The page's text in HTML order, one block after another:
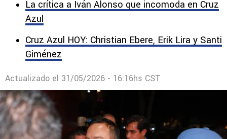
La crítica a Iván Alonso que incomoda en Cruz
Azul
Cruz Azul HOY: Christian Ebere, Erik Lira y Santi
Giménez
Actualizado el 31/05/2026 - 16:16hs CST